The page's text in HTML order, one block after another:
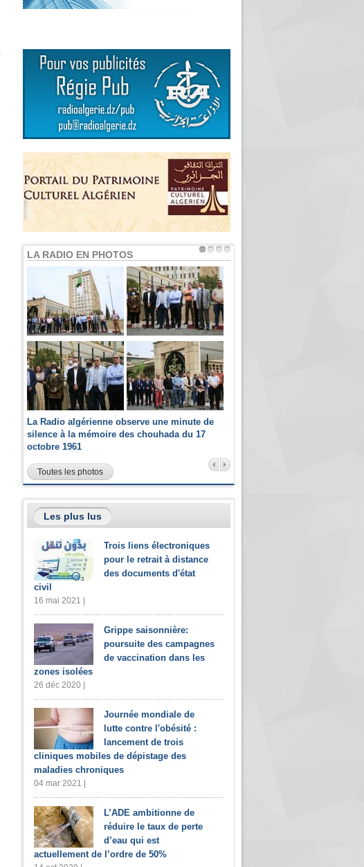
LA RADIO EN PHOTOS
La Radio algérienne observe une minute de
silence à la mémoire des chouhada du 17
octobre 1961
Toutes les photos
Les plus lus
Trois liens électroniques
pour le retrait à distance
des documents d'état
civil
16 mai 2021 |
Grippe saisonnière:
poursuite des campagnes
de vaccination dans les
zones isolées
26 déc 2020 |
Journée mondiale de
lutte contre l'obésité :
lancement de trois
cliniques mobiles de dépistage des
maladies chroniques
04 mar 2021 |
L’ADE ambitionne de
réduire le taux de perte
d’eau qui est
actuellement de l’ordre de 50%